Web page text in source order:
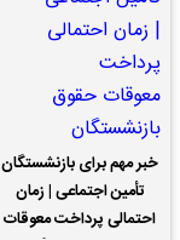
خبر مهم برای بازنشستگان
تأمین اجتماعی | زمان
احتمالی پرداخت معوقات